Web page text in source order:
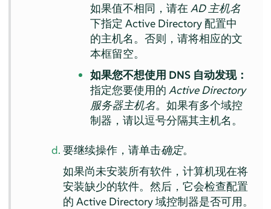
如果值不相同，请在AD 主机名
下指定 Active Directory 配置中
的主机名。否则，请将相应的文
本框留空。
如果您不想使用 DNS 自动发现：
指定您要使用的Active Directory
服务器主机名。如果有多个域控
制器，请以逗号分隔其主机名。
要继续操作，请单击确定。
如果尚未安装所有软件，计算机现在将
安装缺少的软件。然后，它会检查配置
的 Active Directory 域控制器是否可用。